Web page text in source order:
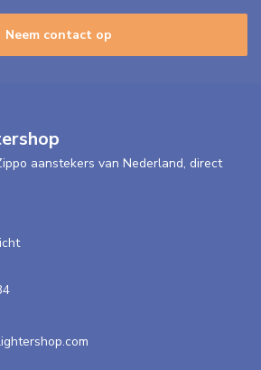
Neem contact op
aanstekers van Nederland, direct